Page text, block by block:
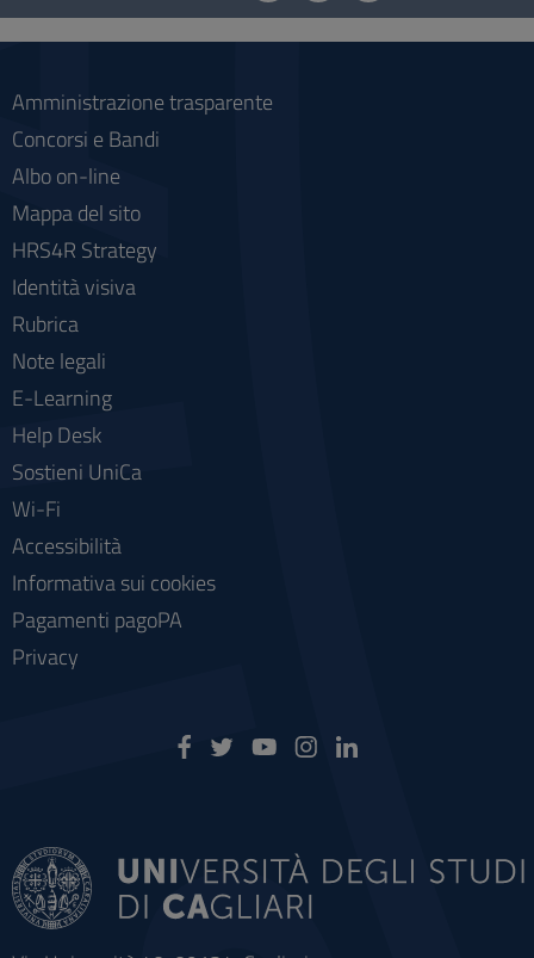
social
Amministrazione trasparente
Concorsi e Bandi
Albo on-line
Mappa del sito
HRS4R Strategy
Identità visiva
Rubrica
Note legali
E-Learning
Help Desk
Sostieni UniCa
Wi-Fi
Accessibilità
Informativa sui cookies
Pagamenti pagoPA
Privacy